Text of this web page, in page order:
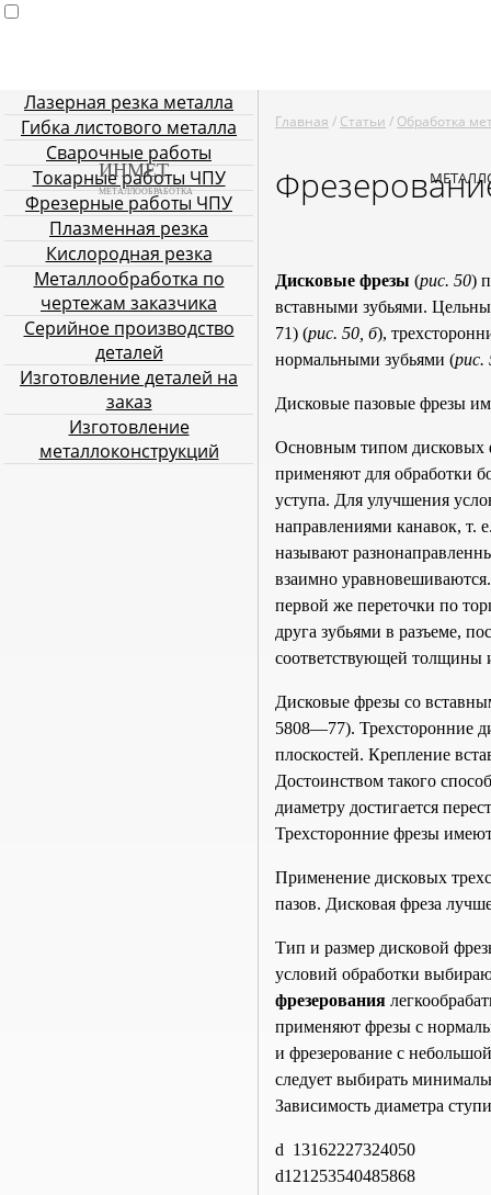
ГлавнаяУслуги металлообработки
Плазменная резка
ИНМЕТ
МЕТАЛЛООБРАБОТКА
Лазерная резка металла
Гибка листового металла
Сварочные работы
Токарные работы ЧПУ
Фрезерные работы ЧПУ
Плазменная резка
Кислородная резка
Металлообработка по
чертежам заказчика
Серийное производство
деталей
Изготовление деталей на
заказ
Изготовление
металлоконструкций
Главная / Статьи / Обработка
Дисковые фрезы (рис. 50)
вставными зубьями.
71) (рис. 50, б),
нормальными зубьями (рис.
Дисковые пазовые фрезы
Основным типом дисковых
применяют для обработки
уступа. Для улучшения
направлениями канавок, т.
называют
взаимно
первой же переточки по
друга зубьями в разъеме,
соответствующей толщины
Дисковые фрезы со
5808—77). Трехсторонние
плоскостей. Крепление
Достоинством такого
диаметру достигается
Трехсторонние фрезы
Применение дисковых
пазов. Дисковая фреза
Тип и размер дисковой
условий обработки
фрезерования
применяют фрезы с
и фрезерование с
следует выбирать
Зависимость диаметра
d 13162227324050
d1 21 253540485868